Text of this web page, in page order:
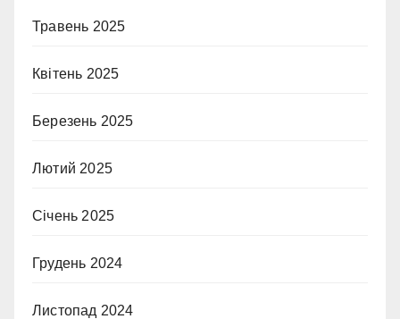
Травень 2025
Квітень 2025
Березень 2025
Лютий 2025
Січень 2025
Грудень 2024
Листопад 2024